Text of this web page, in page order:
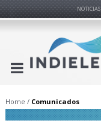
NOTICIAS
Home Comunicados